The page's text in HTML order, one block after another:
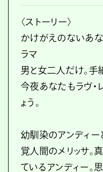
〈ストーリー〉
かけがえのないあな
ラマ
男と女二人だけ。手
今夜あなたもラヴ・
ょう。
幼馴染のアンディー
覚人間のメリッサ。
ているアンディー。